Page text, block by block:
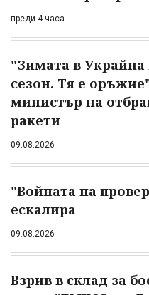
преди 4 часа
"Зимата в Украйна
сезон. Тя е
министър на
ракети
09.08.2026
"Войната на
ескалира
09.08.2026
Взрив в склад за